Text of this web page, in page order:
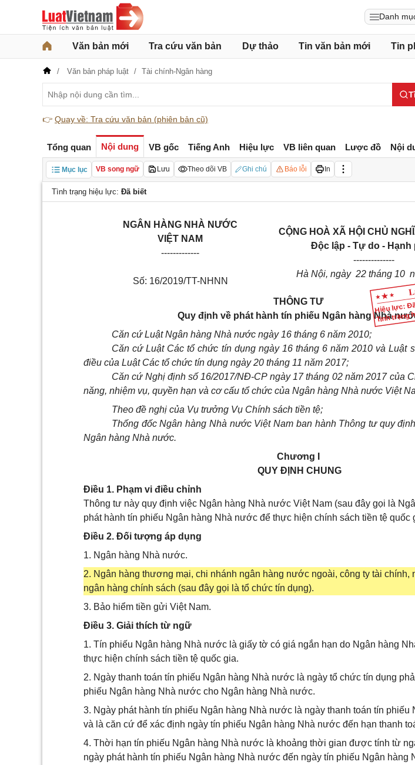
Danh
Văn bản mới Tra cứu văn bản Dự thảo Tin văn bản mới Tin
Văn bản pháp luật Tài chính-Ngân hàng
👉 Quay về: Tra cứu văn bản (phiên bản cũ)
Tổng quan Nội dung VB gốc Tiếng Anh Hiệu lực VB liên quan Lược đồ Nội
Mục lục VB song ngữ Lưu Theo dõi VB Ghi chú Báo lỗi In
Tình trạng hiệu lực: Đã biết
Hiệu lực:
Tình trạng
NGÂN HÀNG NHÀ NƯỚC
VIỆT NAM
-------------
Số: 16/2019/TT-NHNN
CỘNG HOÀ XÃ HỘI CHỦ
Độc lập - Tự do - Hạnh
--------------
Hà Nội, ngày 22 tháng 10
THÔNG TƯ
Quy định về phát hành tín phiếu Ngân hàng Nhà
Căn cứ Luật Ngân hàng Nhà nước ngày 16 tháng 6 năm 2010;
Căn cứ Luật Các tổ chức tín dụng ngày 16 tháng 6 năm2010 và Luật
điều của Luật Các tổ chức tín dụng ngày 20 tháng 11 năm 2017;
Căn cứ Nghị định số 16/2017/NĐ-CP ngày 17 tháng 02 năm 2017 của
năng, nhiệm vụ, quyền hạn và cơ cấu tổ chức của Ngân hàng Nhà nước Việt
Theo đề nghị của Vụ trưởng Vụ Chính sách tiền tệ;
Thống đốc Ngân hàng Nhà nước Việt Nam ban hành Thông tư quy
Ngân hàng Nhà nước.
Chương I
QUY ĐỊNH CHUNG
Điều 1. Phạm vi điều chỉnh
Thông tư này quy định việc Ngân hàng Nhà nước Việt Nam (sau đây gọi là
phát hành tín phiếu Ngân hàng Nhà nước để thực hiện chính sách tiền tệ quốc
Điều 2. Đối tượng áp dụng
1. Ngân hàng Nhà nước.
2. Ngân hàng thương mại, chi nhánh ngân hàng nước ngoài, công ty tài chính,
ngân hàng chính sách (sau đây gọi là tổ chức tín dụng).
3. Bảo hiểm tiền gửi Việt Nam.
Điều 3. Giải thích từ ngữ
1. Tín phiếu Ngân hàng Nhà nước là giấy tờ có giá ngắn hạn do Ngân hàng
thực hiện chính sách tiền tệ quốc gia.
2. Ngày thanh toán tín phiếu Ngân hàng Nhà nước là ngày tổ chức tín dụng
phiếu Ngân hàng Nhà nước cho Ngân hàng Nhà nước.
3. Ngày phát hành tín phiếu Ngân hàng Nhà nước là ngày thanh toán tín
và là căn cứ để xác định ngày tín phiếu Ngân hàng Nhà nước đến hạn thanh
4. Thời hạn tín phiếu Ngân hàng Nhà nước là khoảng thời gian được tính từ
ngày phát hành tín phiếu Ngân hàng Nhà nước đến ngày tín phiếu Ngân hàng